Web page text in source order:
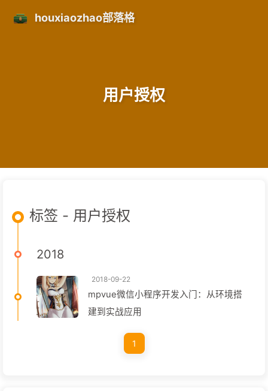
houxiaozhao部落格
用户授权
标签 - 用户授权
2018
2018-09-22
mpvue微信小程序开发入门：从环境搭
建到实战应用
1